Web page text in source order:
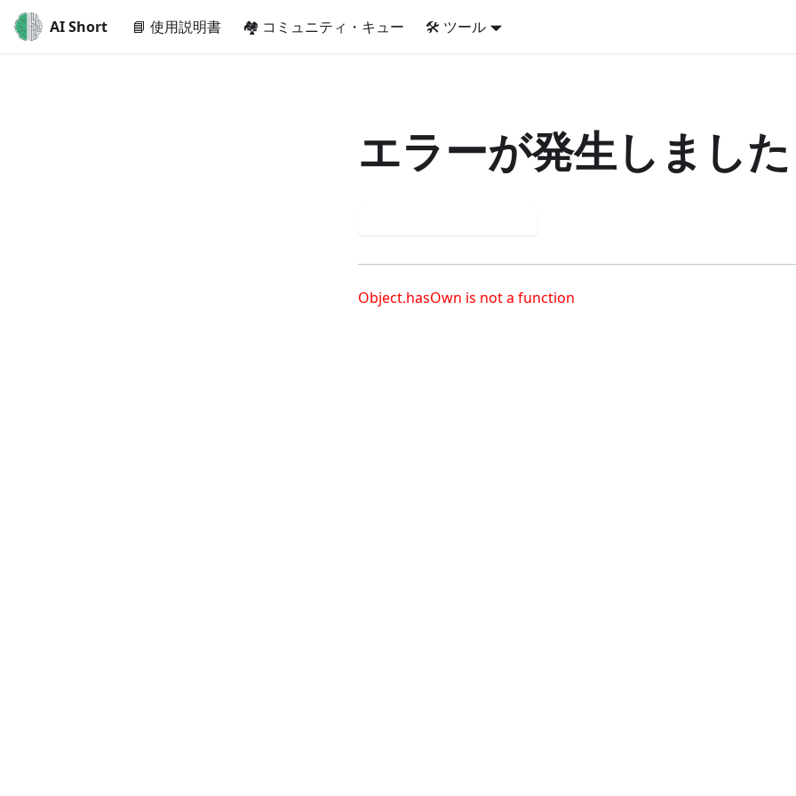
AI Short 📘 使用説明書 🏘️ コミュニティ・キュー 🛠️ ツール
エラーが発生しました
Object.hasOwn is not a function